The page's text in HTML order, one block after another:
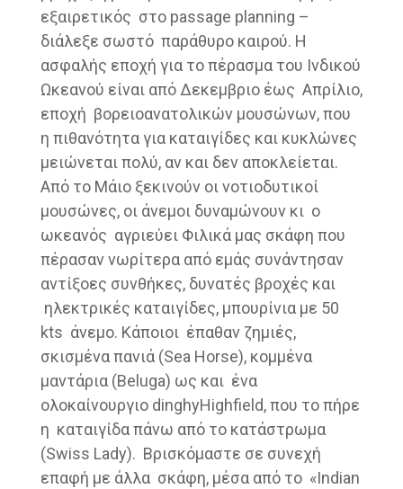
εξαιρετικός στο passage planning –
διάλεξε σωστό παράθυρο καιρού. Η
ασφαλής εποχή για το πέρασμα του Ινδικού
Ωκεανού είναι από Δεκεμβριο έως Απρίλιο,
εποχή βορειοανατολικών μουσώνων, που
η πιθανότητα για καταιγίδες και κυκλώνες
μειώνεται πολύ, αν και δεν αποκλείεται.
Από το Μάιο ξεκινούν οι νοτιοδυτικοί
μουσώνες, οι άνεμοι δυναμώνουν κι ο
ωκεανός αγριεύει Φιλικά μας σκάφη που
πέρασαν νωρίτερα από εμάς συνάντησαν
αντίξοες συνθήκες, δυνατές βροχές και
ηλεκτρικές καταιγίδες, μπουρίνια με 50
kts άνεμο. Κάποιοι έπαθαν ζημιές,
σκισμένα πανιά (Sea Horse), κομμένα
μαντάρια (Beluga) ως και ένα
ολοκαίνουργιο dinghyHighfield, που το πήρε
η καταιγίδα πάνω από το κατάστρωμα
(Swiss Lady). Βρισκόμαστε σε συνεχή
επαφή με άλλα σκάφη, μέσα από το «Indian